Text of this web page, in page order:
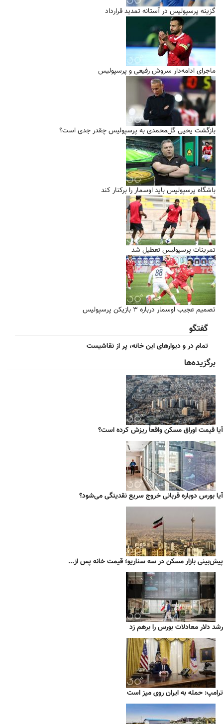
گزینه پرسپولیس در آستانه تمدید قرارداد
ماجرای ادامه‌دار سروش رفیعی و پرسپولیس
بازگشت یحیی گل‌محمدی به پرسپولیس چقدر جدی است؟
باشگاه پرسپولیس باید اوسمار را برکنار کند
تمرینات پرسپولیس تعطیل شد
تصمیم عجیب اوسمار درباره ۳ بازیکن پرسپولیس
گفتگو
تمام در و دیوارهای این خانه، پر از نقاشیست
برگزیده‌ها
آیا قیمت اوراق مسکن واقعاً ریزش کرده است؟
آیا بورس دوباره قربانی خروج سریع نقدینگی می‌شود؟
پیش‌بینی بازار مسکن در سه سناریو؛ قیمت خانه پس از...
رشد دلار معادلات بورس را برهم زد
ترامپ: حمله به ایران روی میز است